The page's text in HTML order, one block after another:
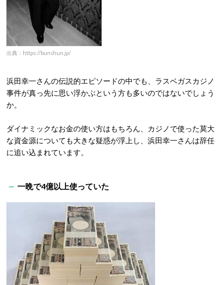
出典：https://bunshun.jp/
浜田幸一さんの伝説的エピソードの中でも、ラスベガスカジノ
事件が真っ先に思い浮かぶという方も多いのではないでしょう
か。
ダイナミックなお金の使い方はもちろん、カジノで使った莫大
な資金源についても大きな疑惑が浮上し、浜田幸一さんは辞任
に追い込まれています。
一晩で4億以上使っていた